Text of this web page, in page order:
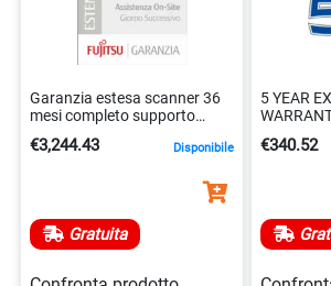
Garanzia estesa scanner 36
mesi completo supporto
€3,244.43 Disponibile
Gratuita
5 YEAR
€340.52